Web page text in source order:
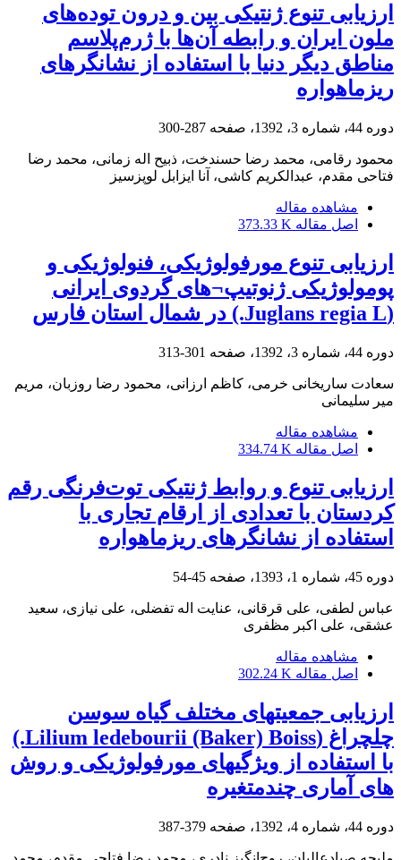
ارزیابی تنوع ژنتیکی بین و درون توده‌های
ملون ایران و رابطه آن‌ها با ژرم‌پلاسم
مناطق دیگر دنیا با استفاده از نشانگرهای
ریزماهواره
دوره 44، شماره 3، 1392، صفحه 287-300
محمود رقامی، محمد رضا حسندخت، ذبیح اله زمانی، محمد رضا
فتاحی مقدم، عبدالکریم کاشی، آنا ایزابل لوپز‌سیز
مشاهده مقاله
اصل مقاله 373.33 K
ارزیابی تنوع مورفولوژیکی، فنولوژیکی و
پومولوژیکی ژنوتیپ¬های گردوی ایرانی
(Juglans regia L.) در شمال استان فارس
دوره 44، شماره 3، 1392، صفحه 301-313
سعادت ساریخانی خرمی، کاظم ارزانی، محمود رضا روزبان، مریم
میر سلیمانی
مشاهده مقاله
اصل مقاله 334.74 K
ارزیابی تنوع و روابط ژنتیکی توت‌فرنگی رقم
کردستان با تعدادی از ارقام تجاری‌ با
استفاده از نشانگرهای ریز‏ماهواره
دوره 45، شماره 1، 1393، صفحه 45-54
عباس لطفی، علی قرقانی، عنایت اله تفضلی، علی نیازی، سعید
عشقی، علی اکبر مظفری
مشاهده مقاله
اصل مقاله 302.24 K
ارزیابی جمعیت‏های مختلف گیاه سوسن
چلچراغ (Lilium ledebourii (Baker) Boiss.)
با استفاده از ویژگی‏های مورفولوژیکی و روش‌
های آماری چند‌متغیره
دوره 44، شماره 4، 1392، صفحه 379-387